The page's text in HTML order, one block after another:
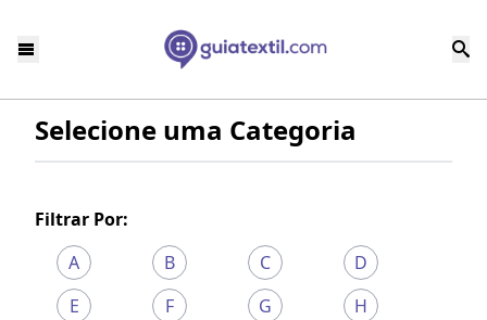
Selecione uma Categoria
Filtrar Por:
A
B C
D
E
F G
H